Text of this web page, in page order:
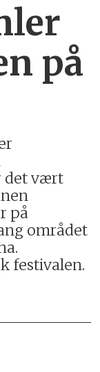
på
det vært
på
området
festivalen.